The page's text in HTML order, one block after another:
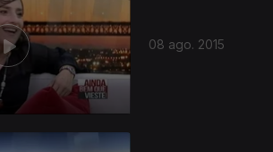
08 ago. 2015